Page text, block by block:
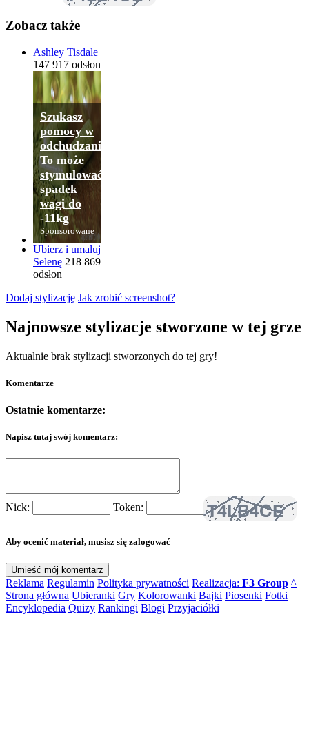
Zobacz także
Ashley Tisdale
147 917 odsłon
Szukasz
pomocy w
odchudzaniu?
To może
stymulować
spadek
wagi do
-11kg
Sponsorowane
Ubierz i umaluj
Selenę 218 869
odsłon
Dodaj stylizację Jak zrobić screenshot?
Najnowsze stylizacje stworzone w tej grze
Aktualnie brak stylizacji stworzonych do tej gry!
Komentarze
Ostatnie komentarze:
Napisz tutaj swój komentarz:
Nick: Token:
Aby ocenić materiał, musisz się zalogować
Reklama Regulamin Polityka prywatności Realizacja: F3 Group ^
Strona główna Ubieranki Gry Kolorowanki Bajki Piosenki Fotki
Encyklopedia Quizy Rankingi Blogi Przyjaciółki